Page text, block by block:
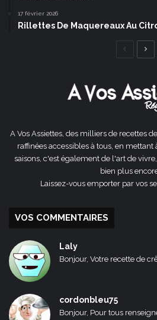
17 février 2026
Rillettes De Maquereaux Au
A Vos Assiettes, des milliers de recettes
raffinées accessibles à tous, en
saisons, c'est également de l'art de
bien plus encore
Laissez-vous emporter par vos
VOS COMMENTAIRES
Laly
Bonjour, Votre recette de
cordonbleu75
Bonjour, Pour tous